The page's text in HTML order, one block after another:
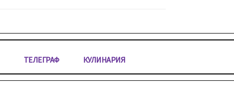
ТЕЛЕГРАФ КУЛИНАРИЯ